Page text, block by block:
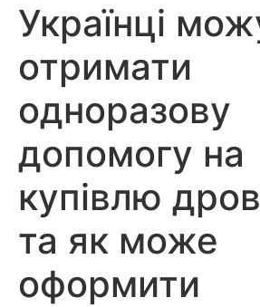
Українці
отримати
одноразову
допомогу на
купівлю
та як може
оформити